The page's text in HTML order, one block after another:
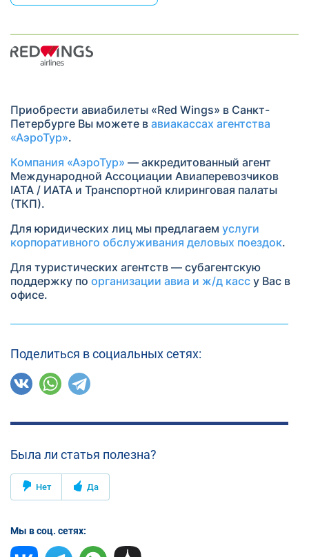
Приобрести авиабилеты «Red Wings» в Санкт-
Петербурге Вы можете в авиакассах агентства
«АэроТур».
Компания «АэроТур» — аккредитованный агент
Международной Ассоциации Авиаперевозчиков
IATA / ИАТА и Транспортной клиринговая палаты
(ТКП).
Для юридических лиц мы предлагаем услуги
корпоративного обслуживания деловых поездок.
Для туристических агентств — субагентскую
поддержку по организации авиа и ж/д касс у Вас в
офисе.
Поделиться в социальных сетях:
Была ли статья полезна?
Нет Да
Мы в соц. сетях: